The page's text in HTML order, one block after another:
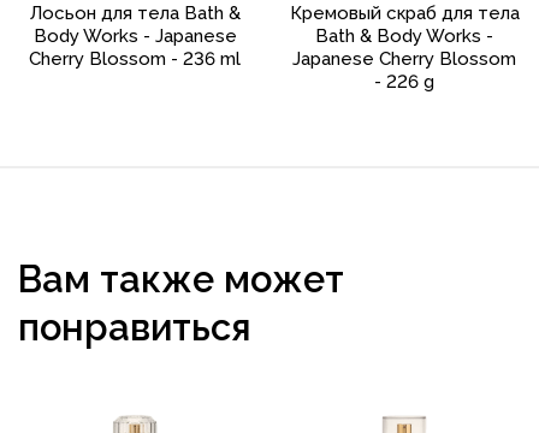
Лосьон для тела Bath &
Body Works - Japanese
Cherry Blossom - 236 ml
Кремовый скраб для тела
Bath & Body Works -
Japanese Cherry Blossom
- 226 g
Вам также может
понравиться